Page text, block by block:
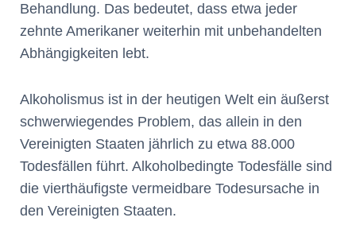
Behandlung. Das bedeutet, dass etwa jeder
zehnte Amerikaner weiterhin mit unbehandelten
Abhängigkeiten lebt.
Alkoholismus ist in der heutigen Welt ein äußerst
schwerwiegendes Problem, das allein in den
Vereinigten Staaten jährlich zu etwa 88.000
Todesfällen führt. Alkoholbedingte Todesfälle sind
die vierthäufigste vermeidbare Todesursache in
den Vereinigten Staaten.